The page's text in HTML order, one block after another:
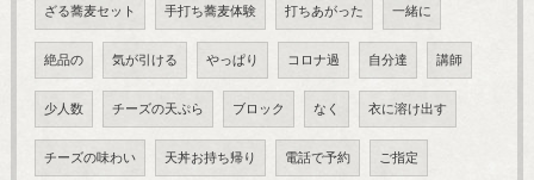
ざる蕎麦セット 手打ち蕎麦体験 打ちあがった 一緒に
絶品の 気が引ける やっぱり コロナ過 自分達 講師
少人数 チーズの天ぷら ブロック なく 衣に溶け出す
チーズの味わい 天丼お持ち帰り 電話で予約 ご指定